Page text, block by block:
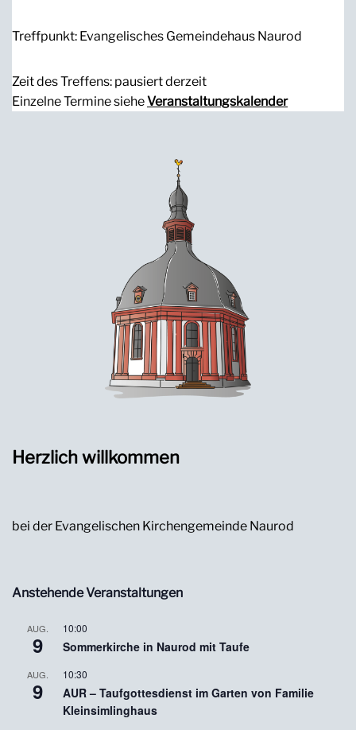
Treffpunkt: Evangelisches Gemeindehaus Naurod
Zeit des Treffens: pausiert derzeit
Einzelne Termine sieheVeranstaltungskalender
Herzlich willkommen
bei der Evangelischen Kirchengemeinde Naurod
Anstehende Veranstaltungen
AUG.
9
10:00
Sommerkirche in Naurod mit Taufe
AUG.
9
10:30
AUR – Taufgottesdienst im Garten von Familie
Kleinsimlinghaus